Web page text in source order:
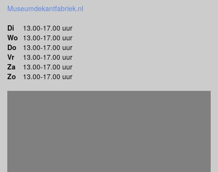
Museumdekantfabriek.nl
Di
13.00-17.00 uur
Wo 13.00-17.00 uur
Do
13.00-17.00 uur
Vr
13.00-17.00 uur
Za
13.00-17.00 uur
Zo
13.00-17.00 uur